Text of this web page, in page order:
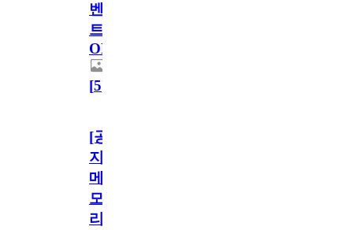
벤
트
OPEN!
[5]
[공
지]
메
모
리